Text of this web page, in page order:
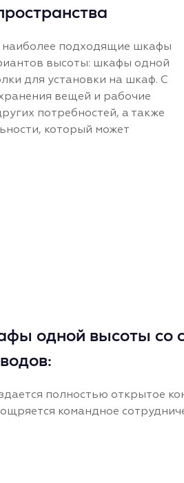
наиболее подходящие шкафы
высоты: шкафы одной
для установки на шкаф. С
вещей и рабочие
потребностей, а также
который может
одной высоты со
полностью открытое
командное